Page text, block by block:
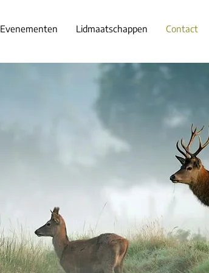
Evenementen Lidmaatschappen Contact